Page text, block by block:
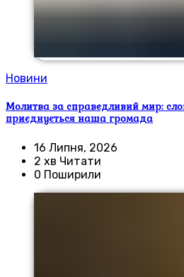
Новини
Молитва за справедливий мир:
приєднується наша громада
16 Липня, 2026
2 хв Читати
0 Поширили